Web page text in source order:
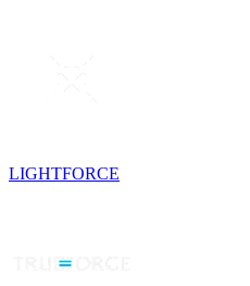
LIGHTFORCE